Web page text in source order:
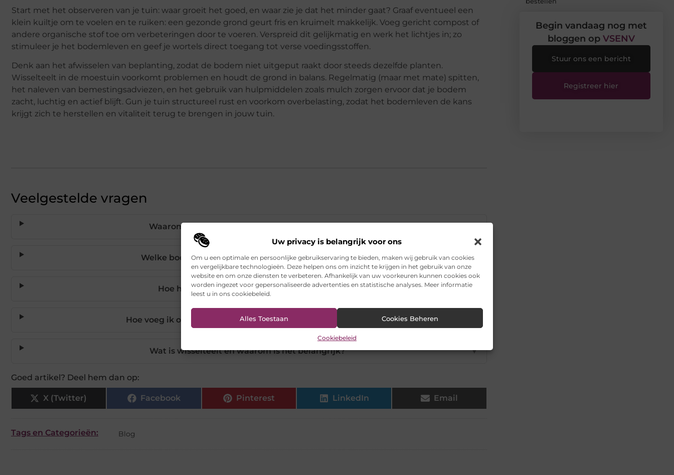
Uw privacy is belangrijk voor ons
Om u een optimale en persoonlijke gebruikservaring te bieden, maken wij gebruik van cookies
en vergelijkbare technologieën. Deze helpen ons om inzicht te krijgen in het gebruik van onze
website en om onze diensten te verbeteren. Afhankelijk van uw voorkeuren kunnen cookies ook
worden ingezet voor gepersonaliseerde advertenties en statistische analyses. Meer informatie
leest u in ons cookiebeleid.
Alles Toestaan Cookies Beheren
Cookiebeleid
Start met het observeren van je tuin: waar groeit het goed, en waar zie je dat het minder gaat? Graaf eventueel een
klein kuiltje om te voelen en te ruiken: een gezonde grond geurt fris en kruimelt makkelijk. Voeg gericht compost of
andere organische stof toe om verbeteringen door te voeren. Verspreid dit gelijkmatig en werk het lichtjes in; zo
stimuleer je het bodemleven en geef je wortels direct toegang tot verse voedingsstoffen.
Denk aan het afwisselen van beplanting, zodat de bodem niet uitgeput raakt door steeds dezelfde planten.
Wisselteelt in de moestuin voorkomt problemen en houdt de grond in balans. Regelmatig (maar met mate) spitten,
het naleven van bemestingsadviezen, en het gebruik van hulpmiddelen zoals mulch zorgen ervoor dat je bodem
zacht, luchtig en actief blijft. Gun je tuin structureel rust en voorkom overbelasting, zodat het bodemleven de kans
krijgt zich te herstellen en vitaliteit terug te brengen in jouw tuin.
Veelgestelde vragen
Waarom verliest mijn tuinbodem zijn vitaliteit?
Welke bodemverbeteraars zijn het meest effectief? ▼
Hoe herken ik dat mijn bodem uitgeput is? ▼
Hoe voeg ik organisch materiaal correct toe aan mijn tuin?
Wat is wisselteelt en waarom is het belangrijk? ▼
Goed artikel? Deel hem dan op:
X (Twitter) Facebook Pinterest LinkedIn Email
Tags en Categorieën: Blog
Begin vandaag nog met
bloggen op VSENV
Stuur ons een bericht
Registreer hier